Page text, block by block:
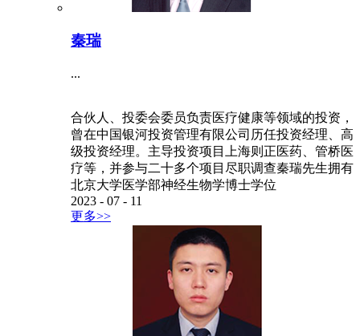
秦瑞
...
合伙人、投委会委员负责医疗健康等领域的投资，
曾在中国银河投资管理有限公司历任投资经理、高
级投资经理。主导投资项目上海则正医药、管桥医
疗等，并参与二十多个项目尽职调查秦瑞先生拥有
北京大学医学部神经生物学博士学位
2023 - 07 - 11
更多>>